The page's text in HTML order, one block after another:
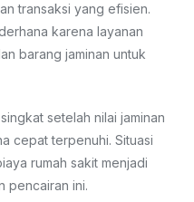
transaksi yang efisien.
karena layanan
barang jaminan untuk
setelah nilai jaminan
cepat terpenuhi. Situasi
rumah sakit menjadi
pencairan ini.